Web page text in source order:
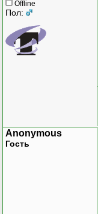
Offline
Пол:
Anonymous
Гость